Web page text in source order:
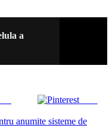
a
Save
anumite sisteme de